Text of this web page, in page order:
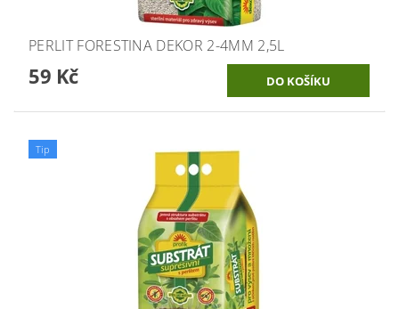
PERLIT FORESTINA DEKOR 2-4MM 2,5L
59 Kč
Tip